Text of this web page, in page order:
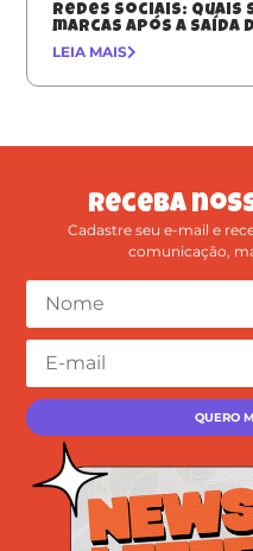
Redes sociais: quais
marcas após a saída
LEIA MAIS
Receba
Cadastre seu e-mail e
comunicação,